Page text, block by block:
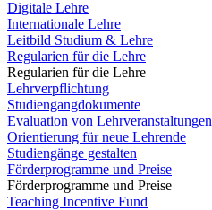
Digitale Lehre
Internationale Lehre
Leitbild Studium & Lehre
Regularien für die Lehre
Regularien für die Lehre
Lehrverpflichtung
Studiengangdokumente
Evaluation von Lehrveranstaltungen
Orientierung für neue Lehrende
Studiengänge gestalten
Förderprogramme und Preise
Förderprogramme und Preise
Teaching Incentive Fund